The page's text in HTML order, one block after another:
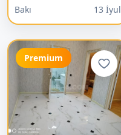
Bakı
13 İyul
Premium